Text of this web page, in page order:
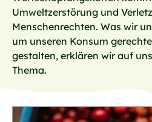
Umweltzerstörung und
Menschenrechten. Was wir
um unseren Konsum
gestalten, erklären wir auf
Thema.